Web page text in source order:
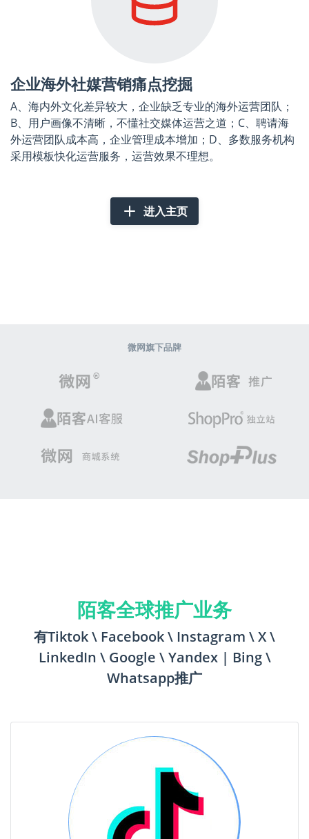
企业海外社媒营销痛点挖掘
A、海内外文化差异较大，企业缺乏专业的海外运营团队；
B、用户画像不清晰，不懂社交媒体运营之道；C、聘请海
外运营团队成本高，企业管理成本增加；D、多数服务机构
采用模板快化运营服务，运营效果不理想。
进入主页
微网旗下品牌
陌客全球推广业务
有Tiktok \ Facebook \ Instagram \ X \
LinkedIn \ Google \ Yandex | Bing \
Whatsapp推广